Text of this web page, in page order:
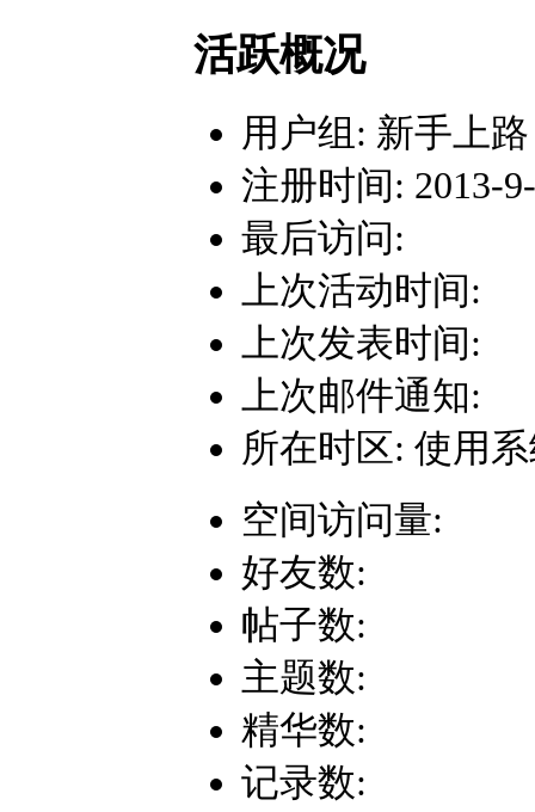
活跃概况
用户组: 新手上路
注册时间: 2013-
最后访问:
上次活动时间:
上次发表时间:
上次邮件通知:
所在时区: 使用
空间访问量:
好友数:
帖子数:
主题数:
精华数:
记录数: